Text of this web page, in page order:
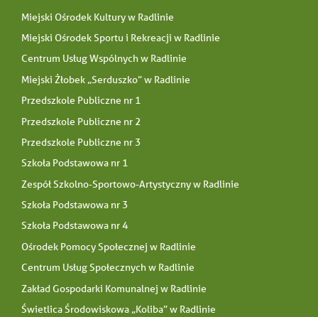
Miejski Ośrodek Kultury w Radlinie
Miejski Ośrodek Sportu i Rekreacji w Radlinie
Centrum Usług Wspólnych w Radlinie
Miejski Żłobek „Serduszko” w Radlinie
Przedszkole Publiczne nr 1
Przedszkole Publiczne nr 2
Przedszkole Publiczne nr 3
Szkoła Podstawowa nr 1
Zespół Szkolno-Sportowo-Artystyczny w Radlinie
Szkoła Podstawowa nr 3
Szkoła Podstawowa nr 4
Ośrodek Pomocy Społecznej w Radlinie
Centrum Usług Społecznych w Radlinie
Zakład Gospodarki Komunalnej w Radlinie
Świetlica Środowiskowa „Koliba” w Radlinie